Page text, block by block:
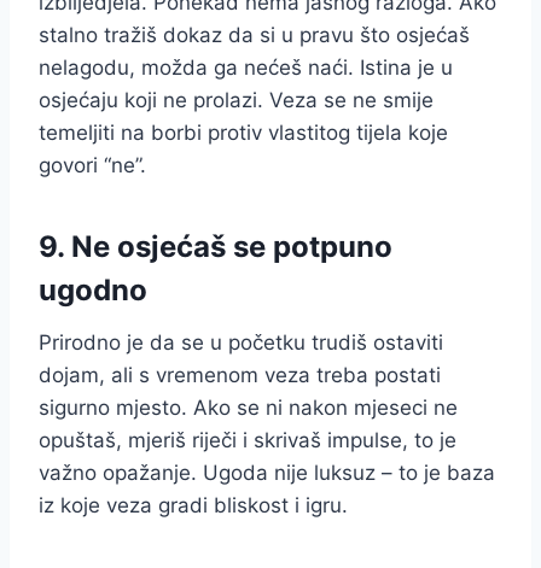
stalno tražiš dokaz da si u pravu što osjećaš
nelagodu, možda ga nećeš naći. Istina je u
osjećaju koji ne prolazi. Veza se ne smije
temeljiti na borbi protiv vlastitog tijela koje
govori “ne”.
9. Ne osjećaš se potpuno
ugodno
Prirodno je da se u početku trudiš ostaviti
dojam, ali s vremenom veza treba postati
sigurno mjesto. Ako se ni nakon mjeseci ne
opuštaš, mjeriš riječi i skrivaš impulse, to je
važno opažanje. Ugoda nije luksuz – to je baza
iz koje veza gradi bliskost i igru.